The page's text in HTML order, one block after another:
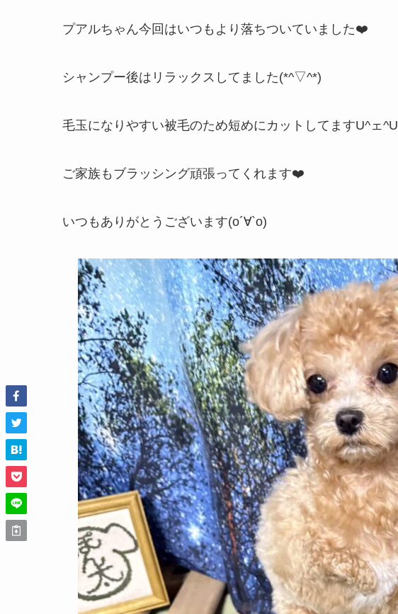
プアルちゃん今回はいつもより落ちついていました❤️
シャンプー後はリラックスしてました(*^▽^*)
毛玉になりやすい被毛のため短めにカットしてますU^ェ^U
ご家族もブラッシング頑張ってくれます❤️
いつもありがとうございます(о´∀`о)